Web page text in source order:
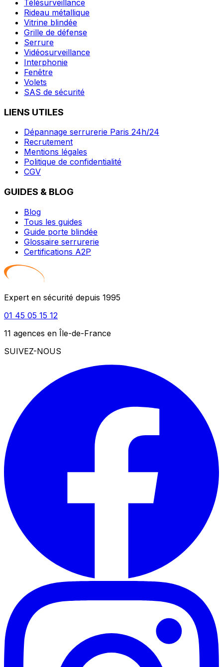
Télésurveillance
Rideau métallique
Vitrine blindée
Grille de défense
Serrure
Vidéosurveillance
Interphonie
Fenêtre
Volets
SAS de sécurité
LIENS UTILES
Dépannage serrurerie Paris 24h/24
Recrutement
Mentions légales
Politique de confidentialité
CGV
GUIDES & BLOG
Blog
Tous les guides
Guide porte blindée
Glossaire serrurerie
Certifications A2P
Expert en sécurité depuis 1995
01 45 05 15 12
11 agences en Île-de-France
SUIVEZ-NOUS